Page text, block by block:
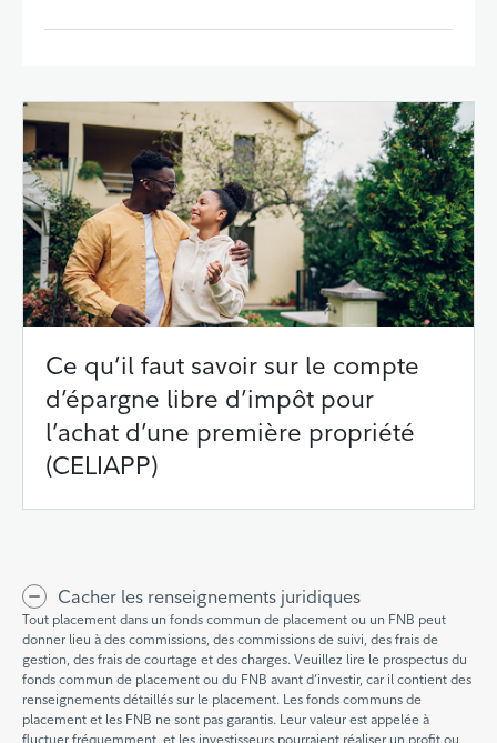
Ce qu’il faut savoir sur le compte
d’épargne libre d’impôt pour
l’achat d’une première propriété
(CELIAPP)
Cacher les renseignements juridiques
Tout placement dans un fonds commun de placement ou un FNB peut
donner lieu à des commissions, des commissions de suivi, des frais de
gestion, des frais de courtage et des charges. Veuillez lire le prospectus du
fonds commun de placement ou du FNB avant d’investir, car il contient des
renseignements détaillés sur le placement. Les fonds communs de
placement et les FNB ne sont pas garantis. Leur valeur est appelée à
fluctuer fréquemment, et les investisseurs pourraient réaliser un profit ou